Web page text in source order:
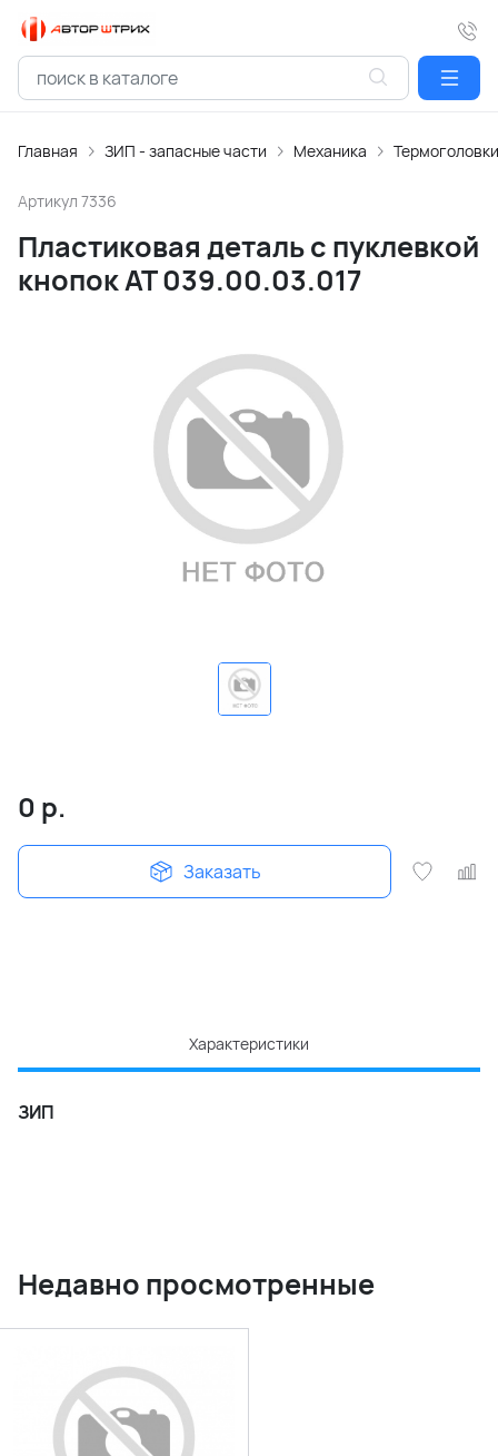
Главная ЗИП - запасные части Механика Термоголовки
Артикул 7336
Пластиковая деталь с пуклевкой
кнопок АТ 039.00.03.017
0 р.
Заказать
Характеристики
ЗИП
Недавно просмотренные